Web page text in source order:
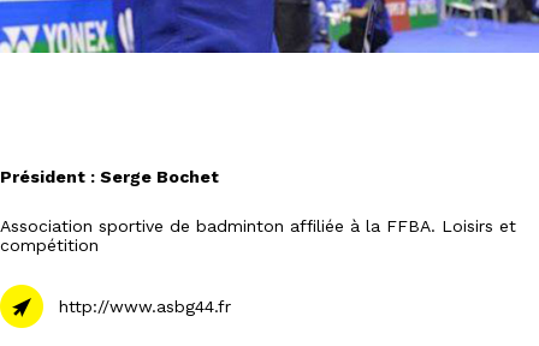
Président : Serge Bochet
Association sportive de badminton affiliée à la FFBA. Loisirs et
compétition
http://www.asbg44.fr